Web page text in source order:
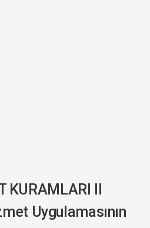
KURAMLARI II
Uygulamasının